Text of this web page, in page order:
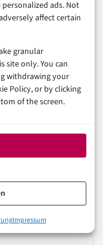
ads. Not
affect certain
granular
site only. You can
withdrawing your
Policy, or by clicking
of the screen.
Impressum
genutzte
öffnet